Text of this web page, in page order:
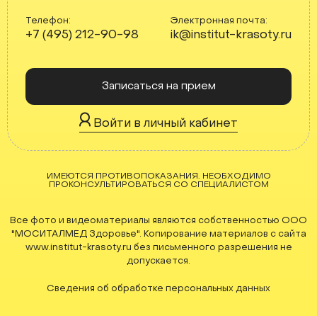
ИМЕЮТСЯ ПРОТИВОПОКАЗАНИЯ. НЕОБХОДИМО
ПРОКОНСУЛЬТИРОВАТЬСЯ СО СПЕЦИАЛИСТОМ
Все фото и видеоматериалы являются собственностью ООО
"МОСИТАЛМЕД Здоровье". Копирование материалов с сайта
www.institut-krasoty.ru без письменного разрешения не
допускается.
Сведения об обработке персональных данных
Телефон:
+7 (495) 212-90-98
Электронная почта:
ik@institut-krasoty.ru
Записаться на прием
Войти в личный кабинет